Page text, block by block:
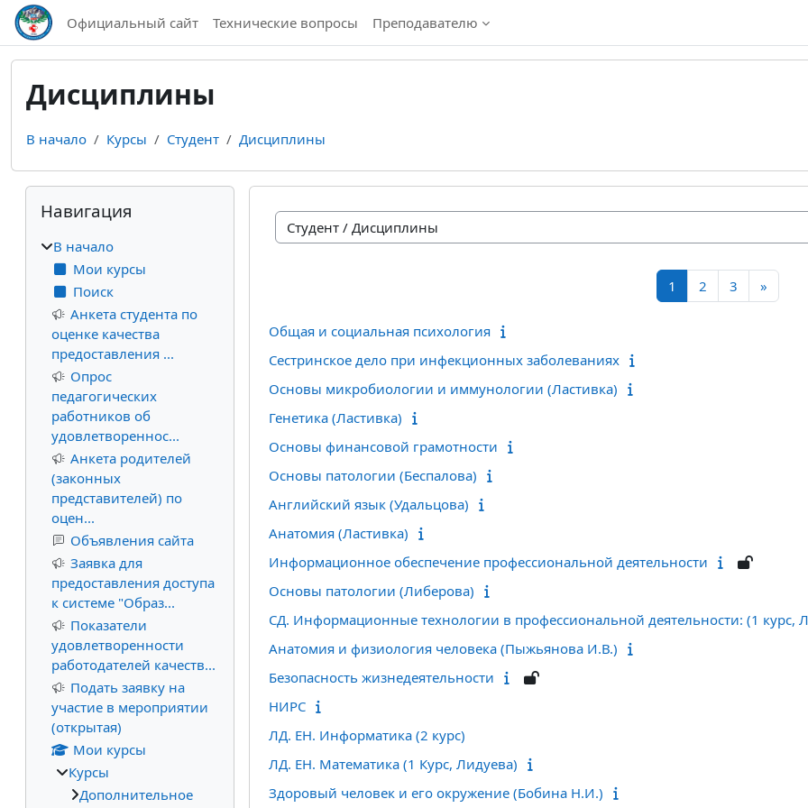
Перейти к основному содержанию
Официальный сайт Технические вопросы Преподавателю
Дисциплины
В начало Курсы Студент Дисциплины
Категории курсов
1 Страница 1
2 Страница 2
3 Страница 3
»
Общая и социальная психология
Сестринское дело при инфекционных заболеваниях
Основы микробиологии и иммунологии (Ластивка)
Генетика (Ластивка)
Основы финансовой грамотности
Основы патологии (Беспалова)
Английский язык (Удальцова)
Анатомия (Ластивка)
Информационное обеспечение профессиональной деятельности
Основы патологии (Либерова)
СД. Информационные технологии в профессиональной деятельности: (1 курс,
Анатомия и физиология человека (Пыжьянова И.В.)
Безопасность жизнедеятельности
НИРС
ЛД. ЕН. Информатика (2 курс)
ЛД. ЕН. Математика (1 Курс, Лидуева)
Здоровый человек и его окружение (Бобина Н.И.)
Блоки
Пропустить Навигация
Навигация
В начало
Мои курсы
Поиск
Анкета студента по
оценке качества
предоставления ...
Опрос
педагогических
работников об
удовлетвореннос...
Анкета родителей
(законных
представителей) по
оцен...
Объявления сайта
Заявка для
предоставления доступа
к системе "Образ...
Показатели
удовлетворенности
работодателей качеств...
Подать заявку на
участие в мероприятии
(открытая)
Мои курсы
Курсы
Дополнительное